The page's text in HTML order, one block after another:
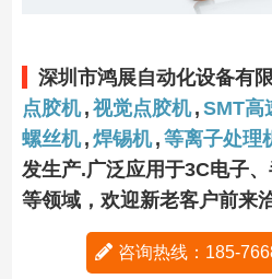
深圳市鸿展自动化设备有
点胶机 , 视觉点胶机 , SMT高
螺丝机 , 焊锡机 , 等离子处理
发生产.广泛应用于3C电子
等领域，欢迎新老客户前来
咨询热线：185-